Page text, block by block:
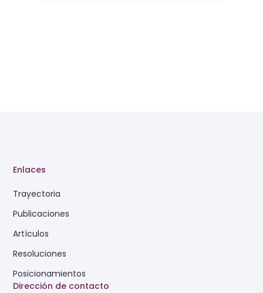
Dirección de contacto
Enlaces
Trayectoria
Publicaciones
Artículos
Resoluciones
Posicionamientos